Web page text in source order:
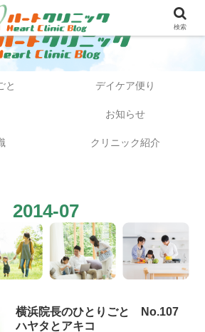
と デイケア便り
お知らせ
クリニック紹介
2014-07
横浜院長のひとりごと No.107
ハヤタとアキコ
検索